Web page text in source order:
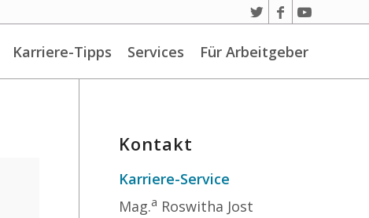
Karriere-Tipps Services Für Arbeitgeber
Kontakt
Karriere-Service
Mag.a Roswitha Jost